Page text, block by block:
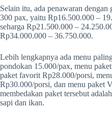
Selain itu, ada penawaran
300 pax, yaitu Rp16.500.000 –
seharga Rp21.500.000 –
Rp34.000.000 – 36.750.000.
Lebih lengkapnya ada menu
pondokan 15.000/pax, menu
paket favorit Rp28.000/porsi,
Rp30.000/porsi, dan menu paket
membedakan paket tersebut
sapi dan ikan.